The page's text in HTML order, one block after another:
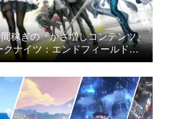
稼ぎの『かさ増しコンテンツ』
クナイツ：エンドフィールドの